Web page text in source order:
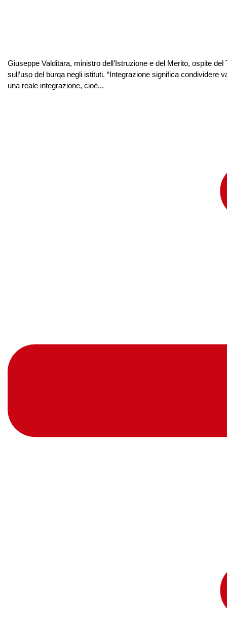
Giuseppe Valditara, ministro dell’Istruzione e del Merito, ospite
sull’uso del burqa negli istituti. “Integrazione significa condividere
una reale integrazione, cioè...